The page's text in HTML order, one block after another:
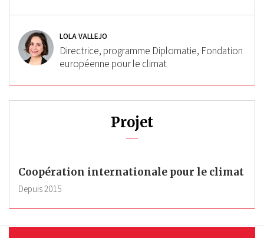
LOLA VALLEJO
Directrice, programme Diplomatie, Fondation
européenne pour le climat
Projet
Coopération internationale pour le climat
Depuis2015